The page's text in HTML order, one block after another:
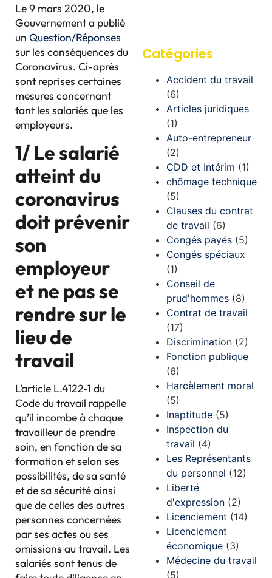
Le 9 mars 2020, le
Gouvernement a publié
un Question/Réponses
sur les conséquences du
Coronavirus. Ci-après
sont reprises certaines
mesures concernant
tant les salariés que les
employeurs.
1/ Le salarié
atteint du
coronavirus
doit prévenir
son
employeur
et ne pas se
rendre sur le
lieu de
travail
L’article L.4122-1 du
Code du travail rappelle
qu’il incombe à chaque
travailleur de prendre
soin, en fonction de sa
formation et selon ses
possibilités, de sa santé
et de sa sécurité ainsi
que de celles des autres
personnes concernées
par ses actes ou ses
omissions au travail. Les
salariés sont tenus de
Catégories
Accident du travail
(6)
Articles juridiques
(1)
Auto-entrepreneur
(2)
CDD et Intérim (1)
chômage technique
(5)
Clauses du contrat
de travail (6)
Congés payés (5)
Congés spéciaux
(1)
Conseil de
prud'hommes (8)
Contrat de travail
(17)
Discrimination (2)
Fonction publique
(6)
Harcèlement moral
(5)
Inaptitude (5)
Inspection du
travail (4)
Les Représentants
du personnel (12)
Liberté
d'expression (2)
Licenciement (14)
Licenciement
économique (3)
Médecine du travail
(5)